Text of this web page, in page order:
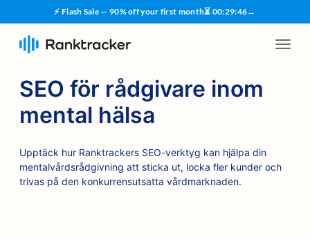
⚡ Flash Sale — 90% off your first month⏳ 00:29:45→
SEO för rådgivare inom
mental hälsa
Upptäck hur Ranktrackers SEO-verktyg kan hjälpa din
mentalvårdsrådgivning att sticka ut, locka fler kunder och
trivas på den konkurrensutsatta vårdmarknaden.